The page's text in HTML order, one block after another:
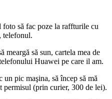
să fac poze la raffturile cu
telefonul.
meargă să sun, cartela mea de
Huawei pe care il am.
un pic maşina, să încep să mă
permisul (prin curier, 300 de lei).